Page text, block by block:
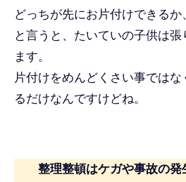
どっちが先にお片付けできるか
と言うと、たいていの子供は
ます。
片付けをめんどくさい事では
るだけなんですけどね。
整理整頓はケガや事故の発